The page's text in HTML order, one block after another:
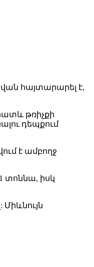
հայտարարել է,
թռիչքի
դեպքում
է ամբողջ
տոննա, իսկ